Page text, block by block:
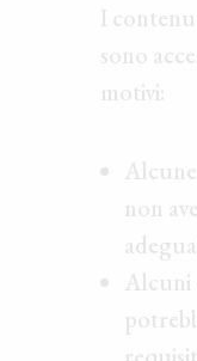
I
sono
motivi:
non
Alcuni